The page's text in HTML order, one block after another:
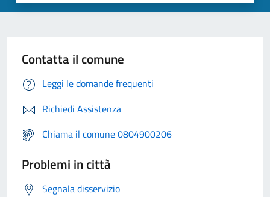
Contatta il comune
Leggi le domande frequenti
Richiedi Assistenza
Chiama il comune 0804900206
Problemi in città
Segnala disservizio